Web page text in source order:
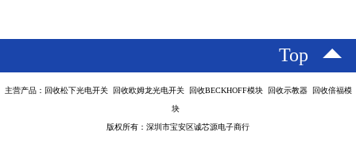
Top
主营产品：回收松下光电开关 回收欧姆龙光电开关 回收BECKHOFF模块 回收示教器 回收倍福模
块
版权所有：深圳市宝安区诚芯源电子商行